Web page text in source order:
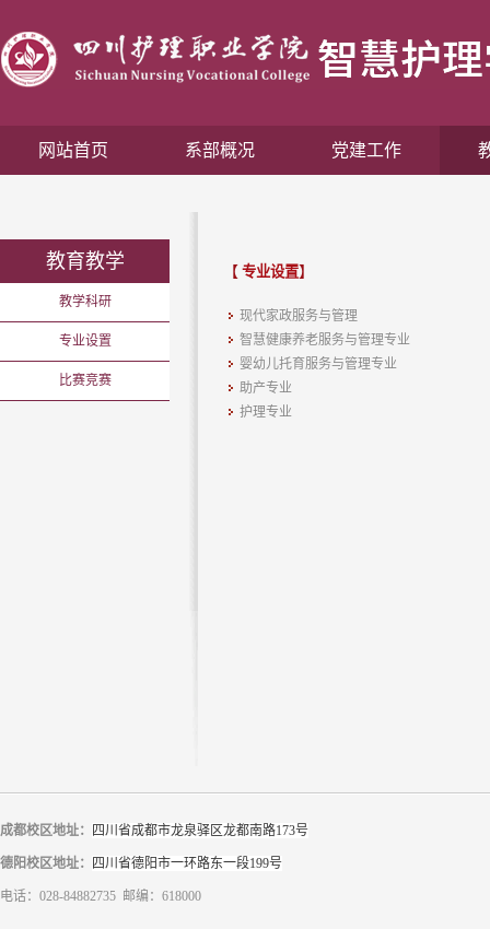
网站首页 系部概况 党建工作
教育教学
教学科研
专业设置
比赛竞赛
【 专业设置】
现代家政服务与管理
智慧健康养老服务与管理专业
婴幼儿托育服务与管理专业
助产专业
护理专业
成都校区地址： 四川省成都市龙泉驿区龙都南路173号
德阳校区地址： 四川省德阳市一环路东一段199号
电话：028-84882735 邮编：618000